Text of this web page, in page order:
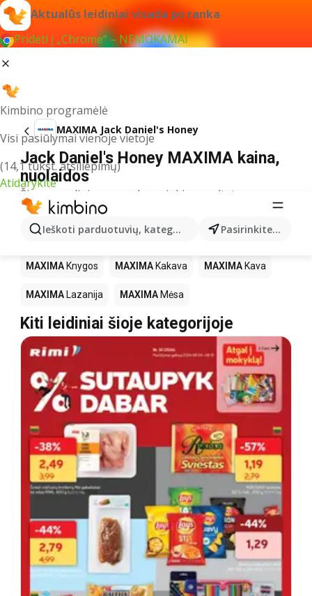
Aktualūs leidiniai visada po ranka
Pridėti į „Chrome“ – NEMOKAMAI
Kimbino programėlė
Visi pasiūlymai vienoje vietoje
(14,1 tūkst. atsiliepimų)
Atidarykite
Ieškoti parduotuvių, kategorijų, produktų... Pasirinkite miestą
MAXIMA Jack Daniel's Honey
Jack Daniel's Honey MAXIMA kaina,
nuolaidos
Šiuo pavadinimu neradome jokių rezultatų
Kiti produktai parduotuvėse MAXIMA
MAXIMA LEGO MAXIMA Gėrimai MAXIMA
MAXIMA Knygos MAXIMA Kakava MAXIMA Kava
MAXIMA Lazanija MAXIMA Mėsa
Kiti leidiniai šioje kategorijoje